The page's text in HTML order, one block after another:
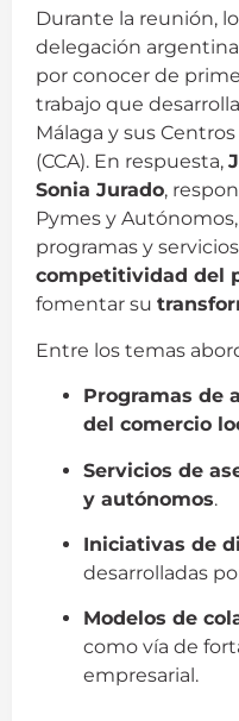
Durante la reunión,
delegación
por conocer de
trabajo que
Málaga y sus
(CCA). En respuesta,
Sonia Jurado,
Pymes y
programas y
competitividad del
fomentar su
Entre los temas
Programas de
del comercio
Servicios de
y autónomos.
Iniciativas de
desarrolladas
Modelos de
como vía de
empresarial.